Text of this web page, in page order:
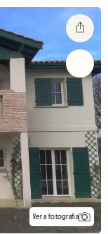
Ver a fotografia